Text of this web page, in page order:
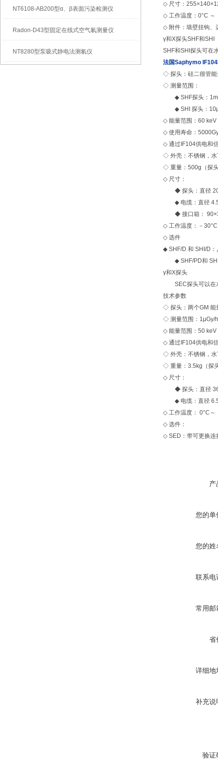
NT6108-AB200型α、β表面污染检测仪
Radon-D43型固定在线式空气氡测量仪
NT8280型泵吸式静电法测氡仪
◇ 尺寸：
◇ 工作温度：0°C ～
◇ 附件：墙壁挂钩、
γ和Χ探头SHF和SHI
SHF和SHI探头可在
法国Saphymo
◇ 探头：硅二很管能
◇ 测量范围：
◆ SHF探头：
◆ SHI 探头：
◇ 能量范围：60 keV
◇ 使用寿命：
◇ 通过IF104供电和
◇ 外壳：不锈钢，水
◇ 重量：500g（探
◇ 尺寸：
◆ 探头：直径
◆ 电缆：直径
◆ 接口箱：
◇ 工作温度：－
◇ 选件
◆ SHF/D 和 SHI/D
◆ SHF/PD和
γ和Χ探头
SEC探头可以在水
技术参数
◇ 探头：两个GM 能
◇ 测量范围：1μGy/
◇ 能量范围：50 keV
◇ 通过IF104供电和
◇ 外壳：不锈钢，水
◇ 重量：3.5kg（探
◇ 尺寸：
◆ 探头：直径
◆ 电缆：直径
◇ 工作温度： 0°C～
◇ 选件：
◇ SED：带可更换连
产
您的单
您的姓
联系电
常用邮
省
详细地
补充说
验证